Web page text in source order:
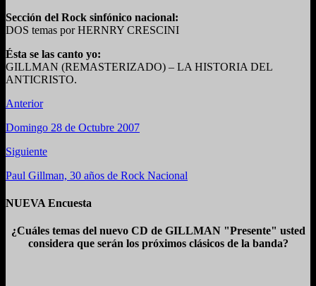
Sección del Rock sinfónico nacional:
DOS temas por HERNRY CRESCINI
Ésta se las canto yo:
GILLMAN (REMASTERIZADO) – LA HISTORIA DEL
ANTICRISTO.
Anterior
Domingo 28 de Octubre 2007
Siguiente
Paul Gillman, 30 años de Rock Nacional
NUEVA Encuesta
¿Cuáles temas del nuevo CD de GILLMAN "Presente" usted
considera que serán los próximos clásicos de la banda?